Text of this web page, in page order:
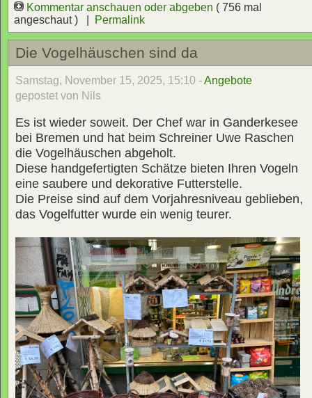
Kommentar anschauen oder abgeben ( 756 mal
angeschaut ) |
Permalink
Die Vogelhäuschen sind da
Samstag, November 15, 2025, 15:10 -Angebote
gepostet von Nils
Es ist wieder soweit. Der Chef war in Ganderkesee
bei Bremen und hat beim Schreiner Uwe Raschen
die Vogelhäuschen abgeholt.
Diese handgefertigten Schätze bieten Ihren Vogeln
eine saubere und dekorative Futterstelle.
Die Preise sind auf dem Vorjahresniveau geblieben,
das Vogelfutter wurde ein wenig teurer.